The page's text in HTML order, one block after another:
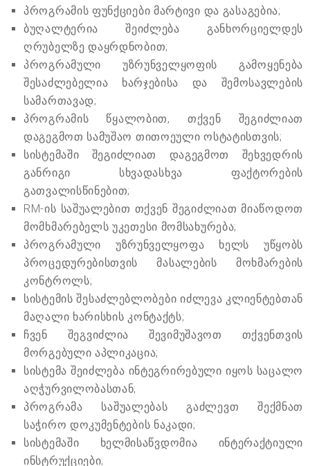
პროგრამის ფუნქციები მარტივი და გასაგებია;
ბუღალტერია შეიძლება განხორციელდეს
ღრუბელზე დაყრდნობით;
პროგრამული უზრუნველყოფის გამოყენება
შესაძლებელია ხარჯებისა და შემოსავლების
სამართავად;
პროგრამის წყალობით, თქვენ შეგიძლიათ
დაგეგმოთ სამუშაო თითოეული ოსტატისთვის;
სისტემაში შეგიძლიათ დაგეგმოთ შეხვედრის
განრიგი სხვადასხვა ფაქტორების
გათვალისწინებით;
RM-ის საშუალებით თქვენ შეგიძლიათ მიაწოდოთ
მომხმარებელს უკეთესი მომსახურება;
პროგრამული უზრუნველყოფა ხელს უწყობს
პროცედურებისთვის მასალების მოხმარების
კონტროლს;
სისტემის შესაძლებლობები იძლევა კლიენტებთან
მაღალი ხარისხის კონტაქტს;
ჩვენ შეგვიძლია შევიმუშავოთ თქვენთვის
მორგებული აპლიკაცია;
სისტემა შეიძლება ინტეგრირებული იყოს საცალო
აღჭურვილობასთან;
პროგრამა საშუალებას გაძლევთ შექმნათ
საჭირო დოკუმენტების ნაკადი;
სისტემაში ხელმისაწვდომია ინტერაქტიული
ინსტრუქციები;